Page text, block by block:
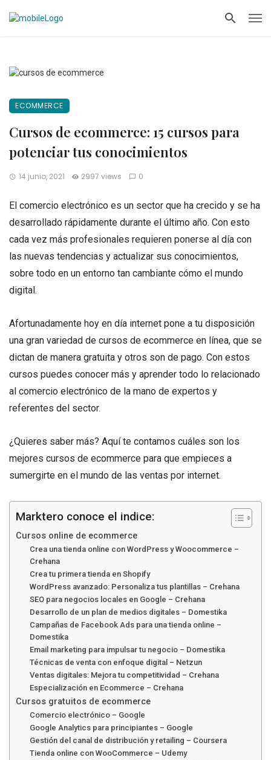
ECOMMERCE
Cursos de ecommerce: 15 cursos para
potenciar tus conocimientos
14 junio, 2021 2997 views 0
El comercio electrónico es un sector que ha crecido y se ha
desarrollado rápidamente durante el último año. Con esto
cada vez más profesionales requieren ponerse al día con
las nuevas tendencias y actualizar sus conocimientos,
sobre todo en un entorno tan cambiante cómo el mundo
digital.
Afortunadamente hoy en día internet pone a tu disposición
una gran variedad de cursos de ecommerce en línea, que se
dictan de manera gratuita y otros son de pago. Con estos
cursos puedes conocer más y aprender todo lo relacionado
al comercio electrónico de la mano de expertos y
referentes del sector.
¿Quieres saber más? Aquí te contamos cuáles son los
mejores cursos de ecommerce para que empieces a
sumergirte en el mundo de las ventas por internet.
Marktero conoce el indice:
Cursos online de ecommerce
Crea una tienda online con WordPress y Woocommerce –
Crehana
Crea tu primera tienda en Shopify
WordPress avanzado: Personaliza tus plantillas – Crehana
SEO para negocios locales en Google – Crehana
Desarrollo de un plan de medios digitales – Domestika
Campañas de Facebook Ads para una tienda online –
Domestika
Email marketing para impulsar tu negocio – Domestika
Técnicas de venta con enfoque digital – Netzun
Ventas digitales: Mejora tu competitividad – Crehana
Especialización en Ecommerce – Crehana
Cursos gratuitos de ecommerce
Comercio electrónico – Google
Google Analytics para principiantes – Google
Gestión del canal de distribución y retailing – Coursera
Tienda online con WooCommerce – Udemy